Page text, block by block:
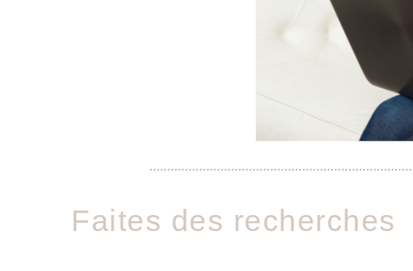
Faites des recherches